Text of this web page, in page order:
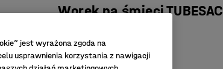
Worek na śmieci TUBESAC
Nr art.:23354
jest wyrażona zgoda na
usprawnienia korzystania z nawigacji